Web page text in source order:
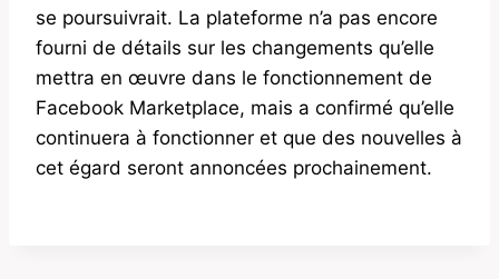
se poursuivrait. La plateforme n’a pas encore
fourni de détails sur les changements qu’elle
mettra en œuvre dans le fonctionnement de
Facebook Marketplace, mais a confirmé qu’elle
continuera à fonctionner et que des nouvelles à
cet égard seront annoncées prochainement.